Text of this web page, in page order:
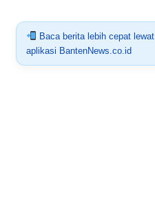
Baca berita lebih cepat lewat
aplikasi BantenNews.co.id